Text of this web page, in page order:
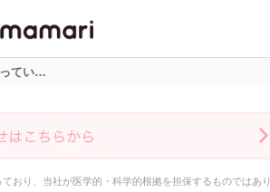
報サイト
てい…
おり、当社が医学的・科学的根拠を担保するものではあり